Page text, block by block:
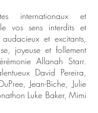
internationaux et
vos sens interdits et
et excitants,
joyeuse et follement
Allanah Starr.
David Pereira,
Jean-Biche, Julie
Luke Baker, Mimi